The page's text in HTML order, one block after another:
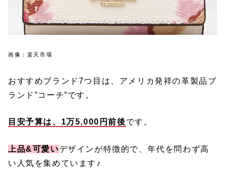
画像：楽天市場
おすすめブランド7つ目は、アメリカ発祥の革製品ブ
ランド”コーチ”です。
目安予算は、1万5,000円前後です。
上品&可愛いデザインが特徴的で、年代を問わず高
い人気を集めています♪